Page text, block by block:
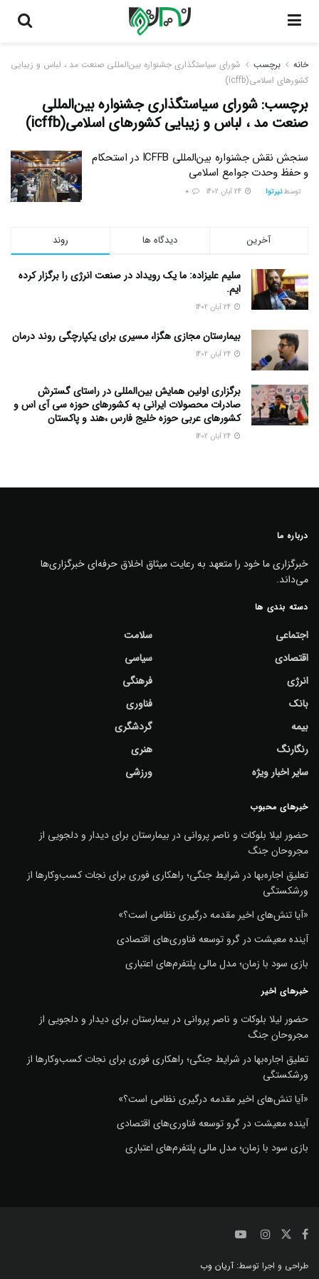
خانه برچسب
شورای سیاستگذاری جشنواره بین‌المللی صنعت مد ، لباس و زیبایی
کشورهای اسلامی(icffb)
برچسب:شورای سیاستگذاری جشنواره بین‌المللی
صنعت مد ، لباس و زیبایی کشورهای اسلامی(icffb)
سنجش نقش جشنواره بین‌المللی ICFFB در استحکام
و حفظ وحدت جوامع اسلامی
توسط نیرتوا
روند دیدگاه ها آخرین
سلیم علیزاده: ما یک رویداد در صنعت انرژی را برگزار کرده
ایم.
بیمارستان مجازی هگزا، مسیری برای یکپارچگی روند درمان
برگزاری اولین همایش بین‌المللی در راستای گسترش
صادرات محصولات ایرانی به کشورهای حوزه سی آی اس و
کشورهای عربی حوزه خلیج فارس ،هند و پاکستان
درباره ما
خبرگزاری ما خود را متعهد به رعایت میثاق اخلاق حرفه‌ای خبرگزاری‌ها
می‌داند.
دسته بندی ها
اجتماعی
اقتصادی
انرژی
بانک
بیمه
رنگارنگ
سایر اخبار ویژه
سلامت
سیاسی
فرهنگی
فناوری
گردشگری
هنری
ورزشی
خبرهای محبوب
حضور لیلا بلوکات و ناصر پروانی در بیمارستان برای دیدار و دلجویی از
مجروحان جنگ
تعلیق اجاره‌بها در شرایط جنگی؛ راهکاری فوری برای نجات کسب‌وکارها از
ورشکستگی
«آیا تنش‌های اخیر مقدمه درگیری نظامی است؟»
آینده معیشت در گرو توسعه فناوری‌های اقتصادی
بازی سود با زمان؛ مدل مالی پلتفرم‌های اعتباری
خبرهای اخیر
حضور لیلا بلوکات و ناصر پروانی در بیمارستان برای دیدار و دلجویی از
مجروحان جنگ
تعلیق اجاره‌بها در شرایط جنگی؛ راهکاری فوری برای نجات کسب‌وکارها از
ورشکستگی
«آیا تنش‌های اخیر مقدمه درگیری نظامی است؟»
آینده معیشت در گرو توسعه فناوری‌های اقتصادی
بازی سود با زمان؛ مدل مالی پلتفرم‌های اعتباری
طراحی و اجرا توسط: آریان وب